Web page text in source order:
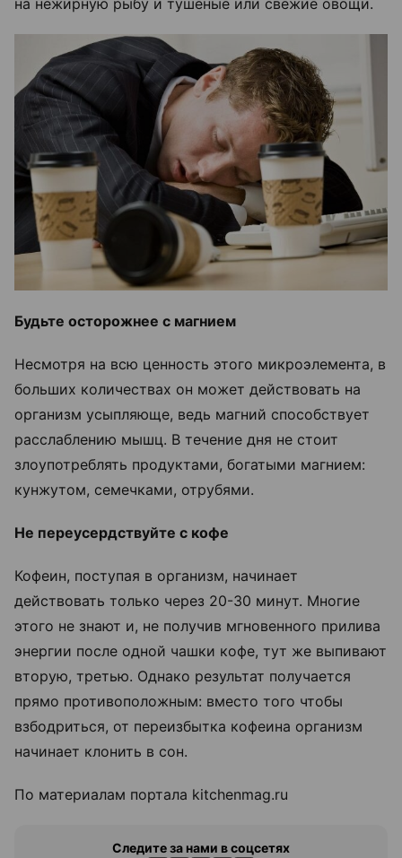
на нежирную рыбу и тушеные или свежие овощи.
Будьте осторожнее с магнием
Несмотря на всю ценность этого микроэлемента, в
больших количествах он может действовать на
организм усыпляюще, ведь магний способствует
расслаблению мышц. В течение дня не стоит
злоупотреблять продуктами, богатыми магнием:
кунжутом, семечками, отрубями.
Не переусердствуйте с кофе
Кофеин, поступая в организм, начинает
действовать только через 20-30 минут. Многие
этого не знают и, не получив мгновенного прилива
энергии после одной чашки кофе, тут же выпивают
вторую, третью. Однако результат получается
прямо противоположным: вместо того чтобы
взбодриться, от переизбытка кофеина организм
начинает клонить в сон.
По материалам портала kitchenmag.ru
Следите за нами в соцсетях